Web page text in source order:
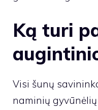
Ką turi
Visi šunų
naminių